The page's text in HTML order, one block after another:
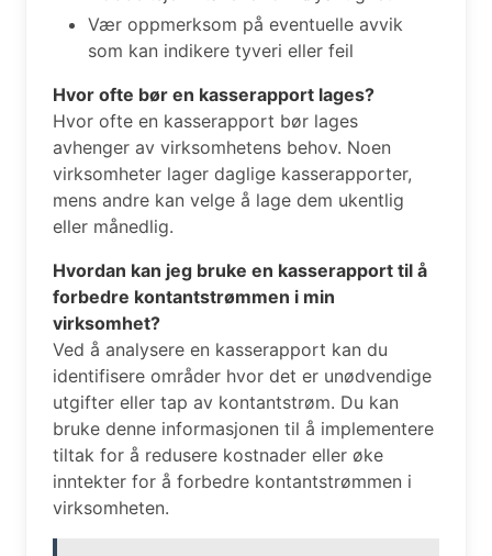
Vær oppmerksom på eventuelle avvik
som kan indikere tyveri eller feil
Hvor ofte bør en kasserapport lages?
Hvor ofte en kasserapport bør lages
avhenger av virksomhetens behov. Noen
virksomheter lager daglige kasserapporter,
mens andre kan velge å lage dem ukentlig
eller månedlig.
Hvordan kan jeg bruke en kasserapport til å
forbedre kontantstrømmen i min
virksomhet?
Ved å analysere en kasserapport kan du
identifisere områder hvor det er unødvendige
utgifter eller tap av kontantstrøm. Du kan
bruke denne informasjonen til å implementere
tiltak for å redusere kostnader eller øke
inntekter for å forbedre kontantstrømmen i
virksomheten.